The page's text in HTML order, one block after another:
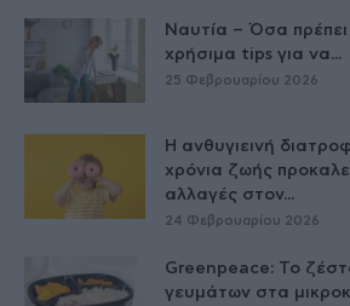
Ναυτία – Όσα πρέπει
χρήσιμα tips για να...
25 Φεβρουαρίου 2026
Η ανθυγιεινή
χρόνια ζωής
αλλαγές στον...
24 Φεβρουαρίου 2026
Greenpeace: Το
γευμάτων στα